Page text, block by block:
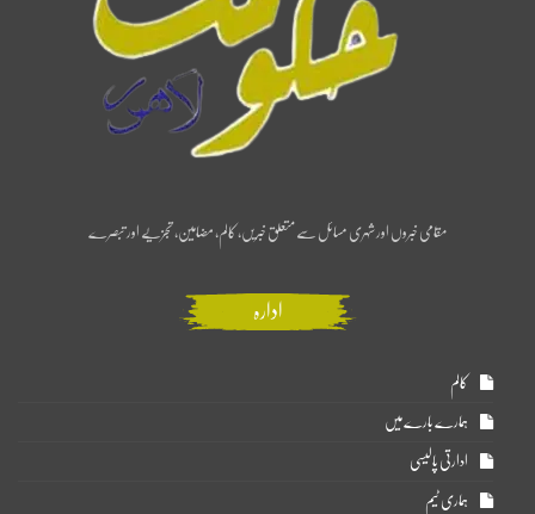
مقامی خبروں اور شہری مسائل سے متعلق خبریں، کالم، مضامین، تجزیے اور تبصرے
ادارہ
کالم
ہمارے بارے میں
ادارتی پالیسی
ہماری ٹیم